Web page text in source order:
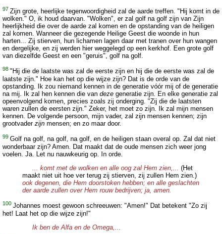
97 Zijn grote, heerlijke tegenwoordigheid zal de aarde treffen. "Hij komt in de
wolken." O, ik houd daarvan. "Wolken", er zal golf na golf zijn van Zijn
heerlijkheid die over de aarde zal komen en de opstanding van de heiligen
zal komen. Wanneer die gezegende Heilige Geest die woonde in hun
harten... Zij stierven, hun lichamen lagen daar met tranen over hun wangen
en dergelijke, en zij werden hier weggelegd op een kerkhof. Een grote golf
van diezelfde Geest en een "geruis", golf na golf.
98 "Hij die de laatste was zal de eerste zijn en hij die de eerste was zal de
laatste zijn." Hoe kan het op die wijze zijn? Dat is de orde van de
opstanding. Ik zou niemand kennen in de generatie vóór mij of de generatie
na mij. Ik zal hen kennen die van deze generatie zijn. En elke generatie zal
opeenvolgend komen, precies zoals zij onderging. "Zij die de laatsten
waren zullen de eersten zijn." Zeker, het moet zo zijn. Ik zal mijn mensen
kennen. De volgende persoon, mijn vader, zal zijn mensen kennen; zijn
grootvader zijn mensen; en zo maar door.
99 Golf na golf, na golf, na golf, en de heiligen staan overal op. Zal dat niet
wonderbaar zijn? Amen. Dat maakt dat de oude mensen zich weer jong
voelen. Ja. Let nu nauwkeurig op. In orde.
... komt met de wolken en alle oog zal Hem zien,... (Het
maakt niet uit hoe ver terug zij stierven, zij zullen Hem zien.)
ook degenen, die Hem doorstoken hebben; en alle geslachten
der aarde zullen over Hem rouw bedrijven; ja, amen.
100 Johannes moest gewoon schreeuwen: "Amen!" Dat betekent "Zo zij
het! Laat het op die wijze zijn!"
Ik ben de Alfa en de Omega,...